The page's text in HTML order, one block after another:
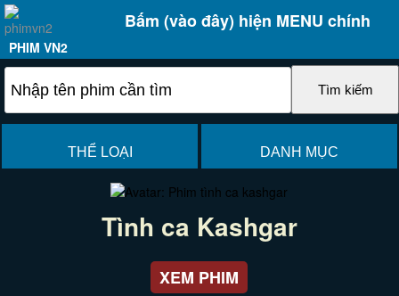
Bấm (vào đây) hiện MENU chính
PHIM VN2
THỂ LOẠI DANH MỤC
Tình ca Kashgar
XEM PHIM